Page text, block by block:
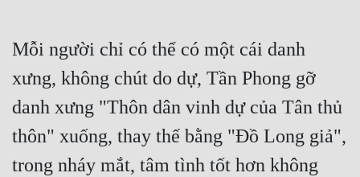
Góc Nhìn Nữ
Huyền Huyễn
Huyền Nghi
Mỗi người chỉ có thể có một cái danh
xưng, không chút do dự, Tần Phong gỡ
danh xưng "Thôn dân vinh dự của Tân thủ
thôn" xuống, thay thế bằng "Đồ Long giả",
trong nháy mắt, tâm tình tốt hơn không